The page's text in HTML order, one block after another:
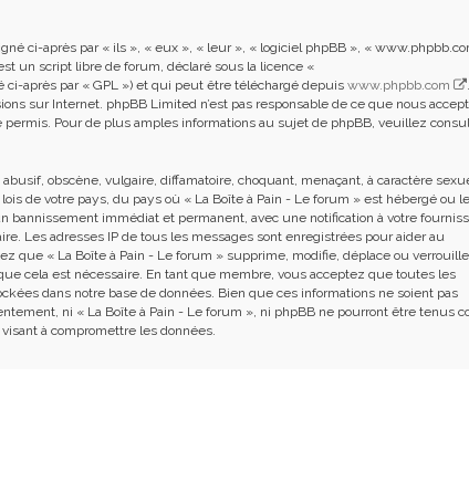
ci-après par « ils », « eux », « leur », « logiciel phpBB », «
un script libre de forum, déclaré sous la licence «
ci-après par « GPL ») et qui peut être téléchargé depuis www.phpbb.com
sur Internet. phpBB Limited n’est pas responsable de ce que nous
permis. Pour de plus amples informations au sujet de phpBB, veuillez
obscène, vulgaire, diffamatoire, choquant, menaçant, à caractère
de votre pays, du pays où « La Boîte à Pain - Le forum » est hébergé ou
bannissement immédiat et permanent, avec une notification à votre
Les adresses IP de tous les messages sont enregistrées pour aider au
que « La Boîte à Pain - Le forum » supprime, modifie, déplace ou verrouille
cela est nécessaire. En tant que membre, vous acceptez que toutes les
dans notre base de données. Bien que ces informations ne soient pas
ni « La Boîte à Pain - Le forum », ni phpBB ne pourront être tenus
à compromettre les données.